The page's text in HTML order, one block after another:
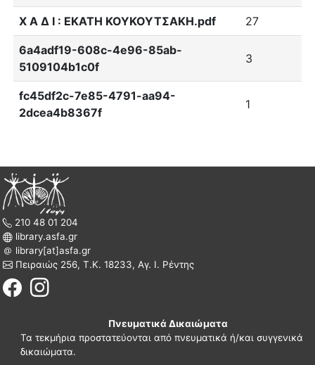
Χ Α Δ Ι : ΕΚΑΤΗ ΚΟΥΚΟΥΤΣΑΚΗ.pdf 27
6a4adf19-608c-4e96-85ab-
5109104b1c0f
3
fc45df2c-7e85-4791-aa94-
2dcea4b8367f
1
210 48 01 204
library.asfa.gr
library[at]asfa.gr
Πειραιώς 256, Τ.Κ. 18233, Αγ. Ι. Ρέντης
Πνευματικά Δικαιώματα
Τα τεκμήρια προστατεύονται από πνευματικά ή/και συγγενικά
δικαιώματα.